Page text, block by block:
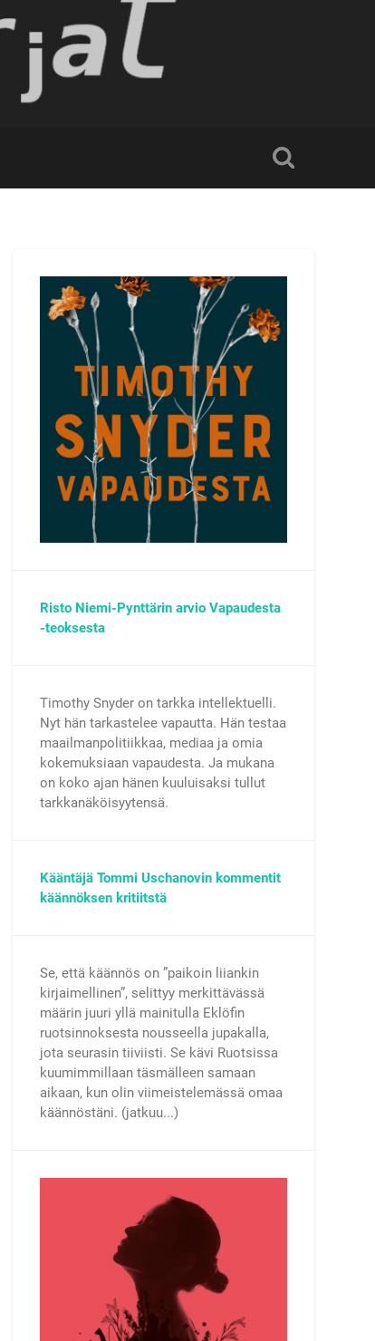
Risto Niemi-Pynttärin arvio Vapaudesta
-teoksesta
Timothy Snyder on tarkka intellektuelli.
Nyt hän tarkastelee vapautta. Hän testaa
maailmanpolitiikkaa, mediaa ja omia
kokemuksiaan vapaudesta. Ja mukana
on koko ajan hänen kuuluisaksi tullut
tarkkanäköisyytensä.
Kääntäjä Tommi Uschanovin kommentit
käännöksen kritiitstä
Se, että käännös on ”paikoin liiankin
kirjaimellinen”, selittyy merkittävässä
määrin juuri yllä mainitulla Eklöfin
ruotsinnoksesta nousseella jupakalla,
jota seurasin tiiviisti. Se kävi Ruotsissa
kuumimmillaan täsmälleen samaan
aikaan, kun olin viimeistelemässä omaa
käännöstäni. (jatkuu...)